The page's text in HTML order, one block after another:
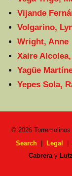
Vijande
Volgarino,
Wright, Anne
Xaire
Yagüe
Yepes Sola,
© 2026 Torremolinos
Search
Legal
Cabreray